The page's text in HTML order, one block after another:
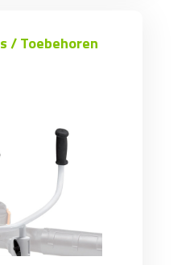
/ Toebehoren